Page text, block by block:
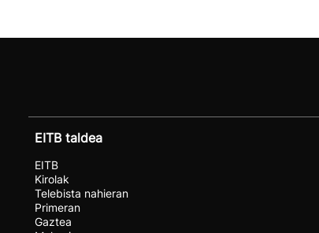
EITB taldea
EITB
Kirolak
Telebista nahieran
Primeran
Gaztea